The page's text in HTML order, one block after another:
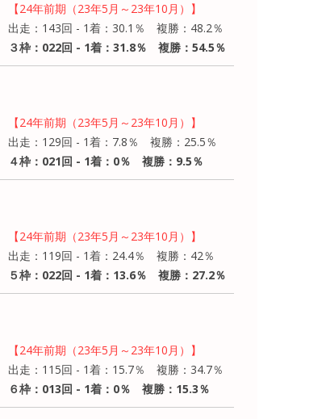
【24年前期（23年5月～23年10月）】
出走：143回 - 1着：30.1％ 複勝：48.2％
３枠：022回 - 1着：31.8％ 複勝：54.5％
【24年前期（23年5月～23年10月）】
出走：129回 - 1着：7.8％ 複勝：25.5％
４枠：021回 - 1着：0％ 複勝：9.5％
【24年前期（23年5月～23年10月）】
出走：119回 - 1着：24.4％ 複勝：42％
５枠：022回 - 1着：13.6％ 複勝：27.2％
【24年前期（23年5月～23年10月）】
出走：115回 - 1着：15.7％ 複勝：34.7％
６枠：013回 - 1着：0％ 複勝：15.3％